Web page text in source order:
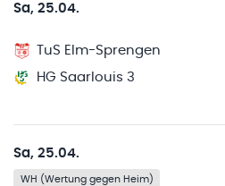
Sa, 25.04.
TuS Elm-Sprengen
HG Saarlouis 3
Sa, 25.04.
WH (Wertung gegen Heim)